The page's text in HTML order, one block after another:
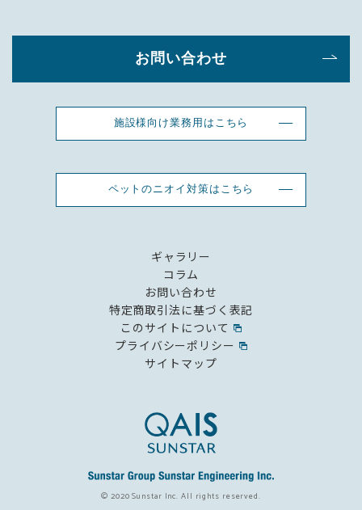
お問い合わせ
施設様向け業務用はこちら
ペットのニオイ対策はこちら
ギャラリー
コラム
お問い合わせ
特定商取引法に基づく表記
このサイトについて
プライバシーポリシー
サイトマップ
© 2020 Sunstar Inc. All rights reserved.